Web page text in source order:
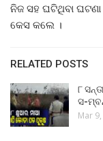
ନିଜ ସହ ଘଟିଥିବା
କେସ କଲେ ।
RELATED POSTS
୮
ସ-
Mar